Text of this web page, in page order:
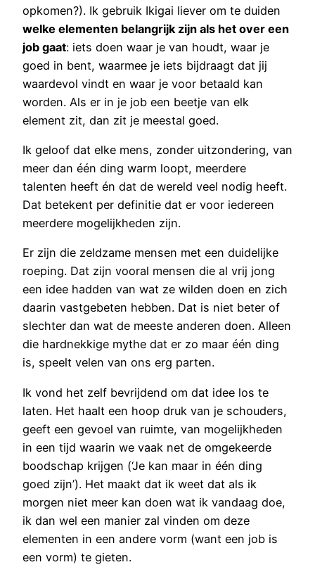
opkomen?). Ik gebruik Ikigai liever om te duiden
welke elementen belangrijk zijn als het over een
job gaat: iets doen waar je van houdt, waar je
goed in bent, waarmee je iets bijdraagt dat jij
waardevol vindt en waar je voor betaald kan
worden. Als er in je job een beetje van elk
element zit, dan zit je meestal goed.
Ik geloof dat elke mens, zonder uitzondering, van
meer dan één ding warm loopt, meerdere
talenten heeft én dat de wereld veel nodig heeft.
Dat betekent per definitie dat er voor iedereen
meerdere mogelijkheden zijn.
Er zijn die zeldzame mensen met een duidelijke
roeping. Dat zijn vooral mensen die al vrij jong
een idee hadden van wat ze wilden doen en zich
daarin vastgebeten hebben. Dat is niet beter of
slechter dan wat de meeste anderen doen. Alleen
die hardnekkige mythe dat er zo maar één ding
is, speelt velen van ons erg parten.
Ik vond het zelf bevrijdend om dat idee los te
laten. Het haalt een hoop druk van je schouders,
geeft een gevoel van ruimte, van mogelijkheden
in een tijd waarin we vaak net de omgekeerde
boodschap krijgen (‘Je kan maar in één ding
goed zijn’). Het maakt dat ik weet dat als ik
morgen niet meer kan doen wat ik vandaag doe,
ik dan wel een manier zal vinden om deze
elementen in een andere vorm (want een job is
een vorm) te gieten.